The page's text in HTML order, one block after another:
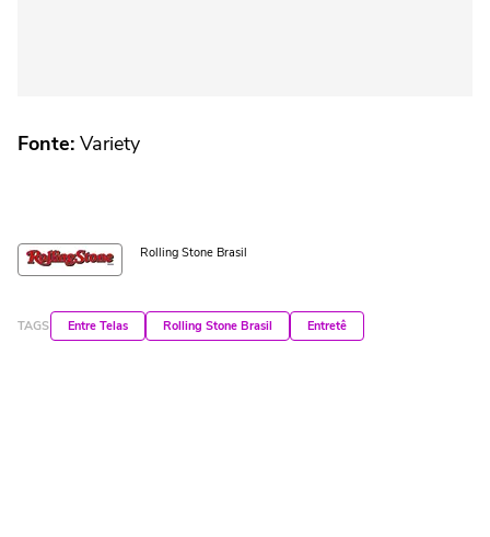
Fonte: Variety
Rolling Stone Brasil
TAGS Entre Telas Rolling Stone Brasil Entretê